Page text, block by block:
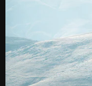
creativi,
Italiano